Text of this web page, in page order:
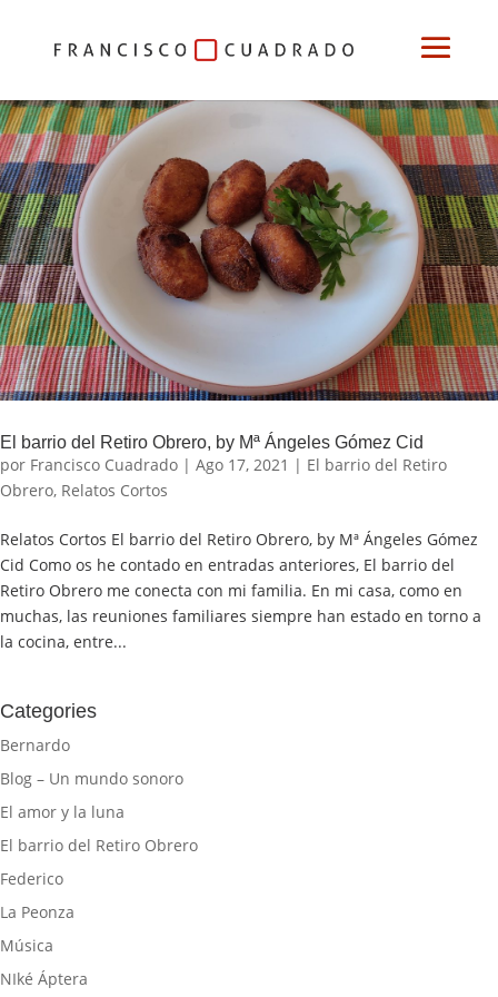
El barrio del Retiro Obrero, by Mª Ángeles Gómez Cid
por Francisco Cuadrado | Ago 17, 2021 | El barrio del Retiro
Obrero, Relatos Cortos
Relatos Cortos El barrio del Retiro Obrero, by Mª Ángeles Gómez
Cid Como os he contado en entradas anteriores, El barrio del
Retiro Obrero me conecta con mi familia. En mi casa, como en
muchas, las reuniones familiares siempre han estado en torno a
la cocina, entre...
Categories
Bernardo
Blog – Un mundo sonoro
El amor y la luna
El barrio del Retiro Obrero
Federico
La Peonza
Música
NIké Áptera